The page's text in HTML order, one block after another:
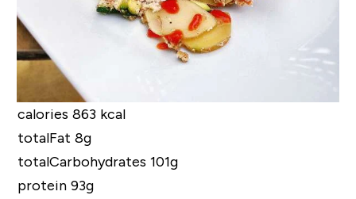
calories 863 kcal
totalFat 8g
totalCarbohydrates 101g
protein 93g